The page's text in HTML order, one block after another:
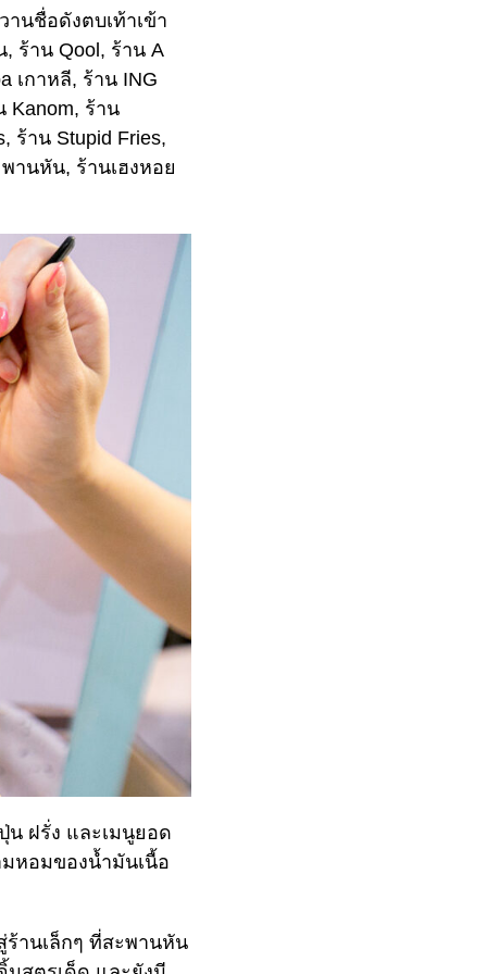
นชื่อดังตบเท้าเข้า
ร้าน Qool, ร้าน A
เกาหลี, ร้าน ING
Kanom, ร้าน
ร้าน Stupid Fries,
านหัน, ร้านเฮงหอย
น ฝรั่ง และเมนูยอด
หอมของน้ำมันเนื้อ
ร้านเล็กๆ ที่สะพานหัน